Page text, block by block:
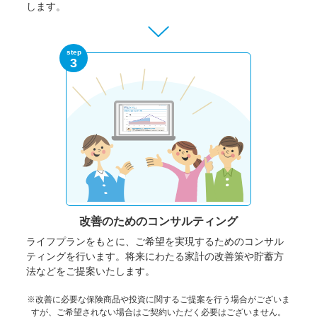
します。
step
3
改善のためのコンサルティング
ライフプランをもとに、ご希望を実現するためのコンサル
ティングを行います。将来にわたる家計の改善策や貯蓄方
法などをご提案いたします。
※改善に必要な保険商品や投資に関するご提案を行う場合がございま
すが、ご希望されない場合はご契約いただく必要はございません。